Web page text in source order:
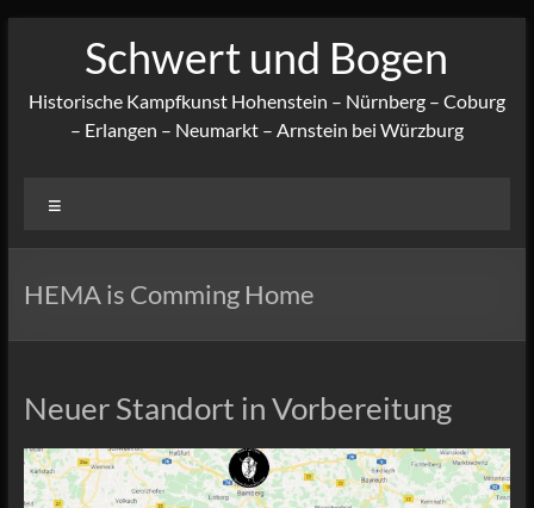
Schwert und Bogen
Historische Kampfkunst Hohenstein – Nürnberg – Coburg
– Erlangen – Neumarkt – Arnstein bei Würzburg
HEMA is Comming Home
Neuer Standort in Vorbereitung